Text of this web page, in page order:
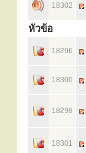
18302
หัวข้อ
18296
18300
18298
18301